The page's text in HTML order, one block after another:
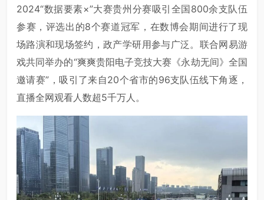
2024“数据要素×”大赛贵州分赛吸引全国800余支队伍
参赛，评选出的8个赛道冠军，在数博会期间进行了现
场路演和现场签约，政产学研用参与广泛。联合网易游
戏共同举办的“爽爽贵阳电子竞技大赛《永劫无间》全国
邀请赛”，吸引了来自20个省市的96支队伍线下角逐，
直播全网观看人数超5千万人。